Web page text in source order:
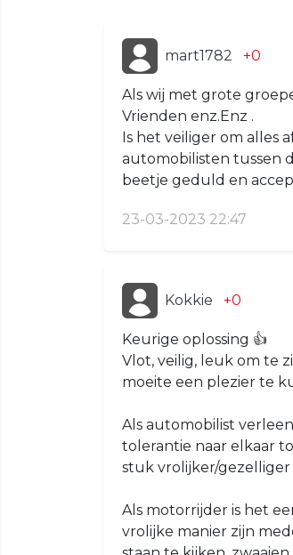
mart1782 +0
Als wij met grote
Vrienden enz.Enz .
Is het veiliger om alles
automobilisten tussen
beetje geduld en
23-03-2023 22:47
Kokkie +0
Keurige oplossing 👍
Vlot, veilig, leuk om te
moeite een plezier te
Als automobilist
tolerantie naar elkaar
stuk vrolijker/
Als motorrijder is het
vrolijke manier zijn